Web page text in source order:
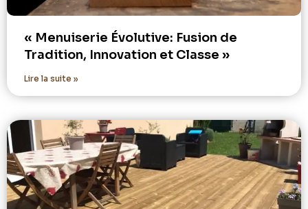
« Menuiserie Évolutive: Fusion de
Tradition, Innovation et Classe »
Lire la suite »